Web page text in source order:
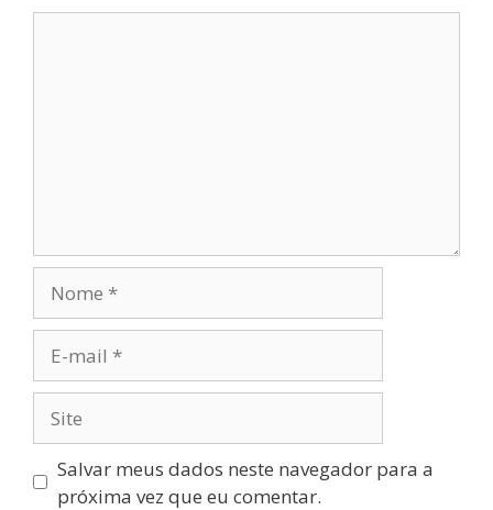
Salvar meus dados neste navegador para a
próxima vez que eu comentar.